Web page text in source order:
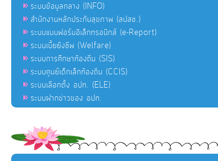
ระบบข้อมูลกลาง (INFO)
สำนักงานหลักประกันสุขภาพ (สปสช.)
ระบบแบบฟอร์มอิเล็กทรอนิกส์ (e-Report)
ระบบเบี้ยยังชีพ (Welfare)
ระบบการศึกษาท้องถิ่น (SIS)
ระบบศูนย์เด็กเล็กท้องถิ่น (CCIS)
ระบบเลือกตั้ง อปท. (ELE)
ระบบฝากข่าวของ อปท.